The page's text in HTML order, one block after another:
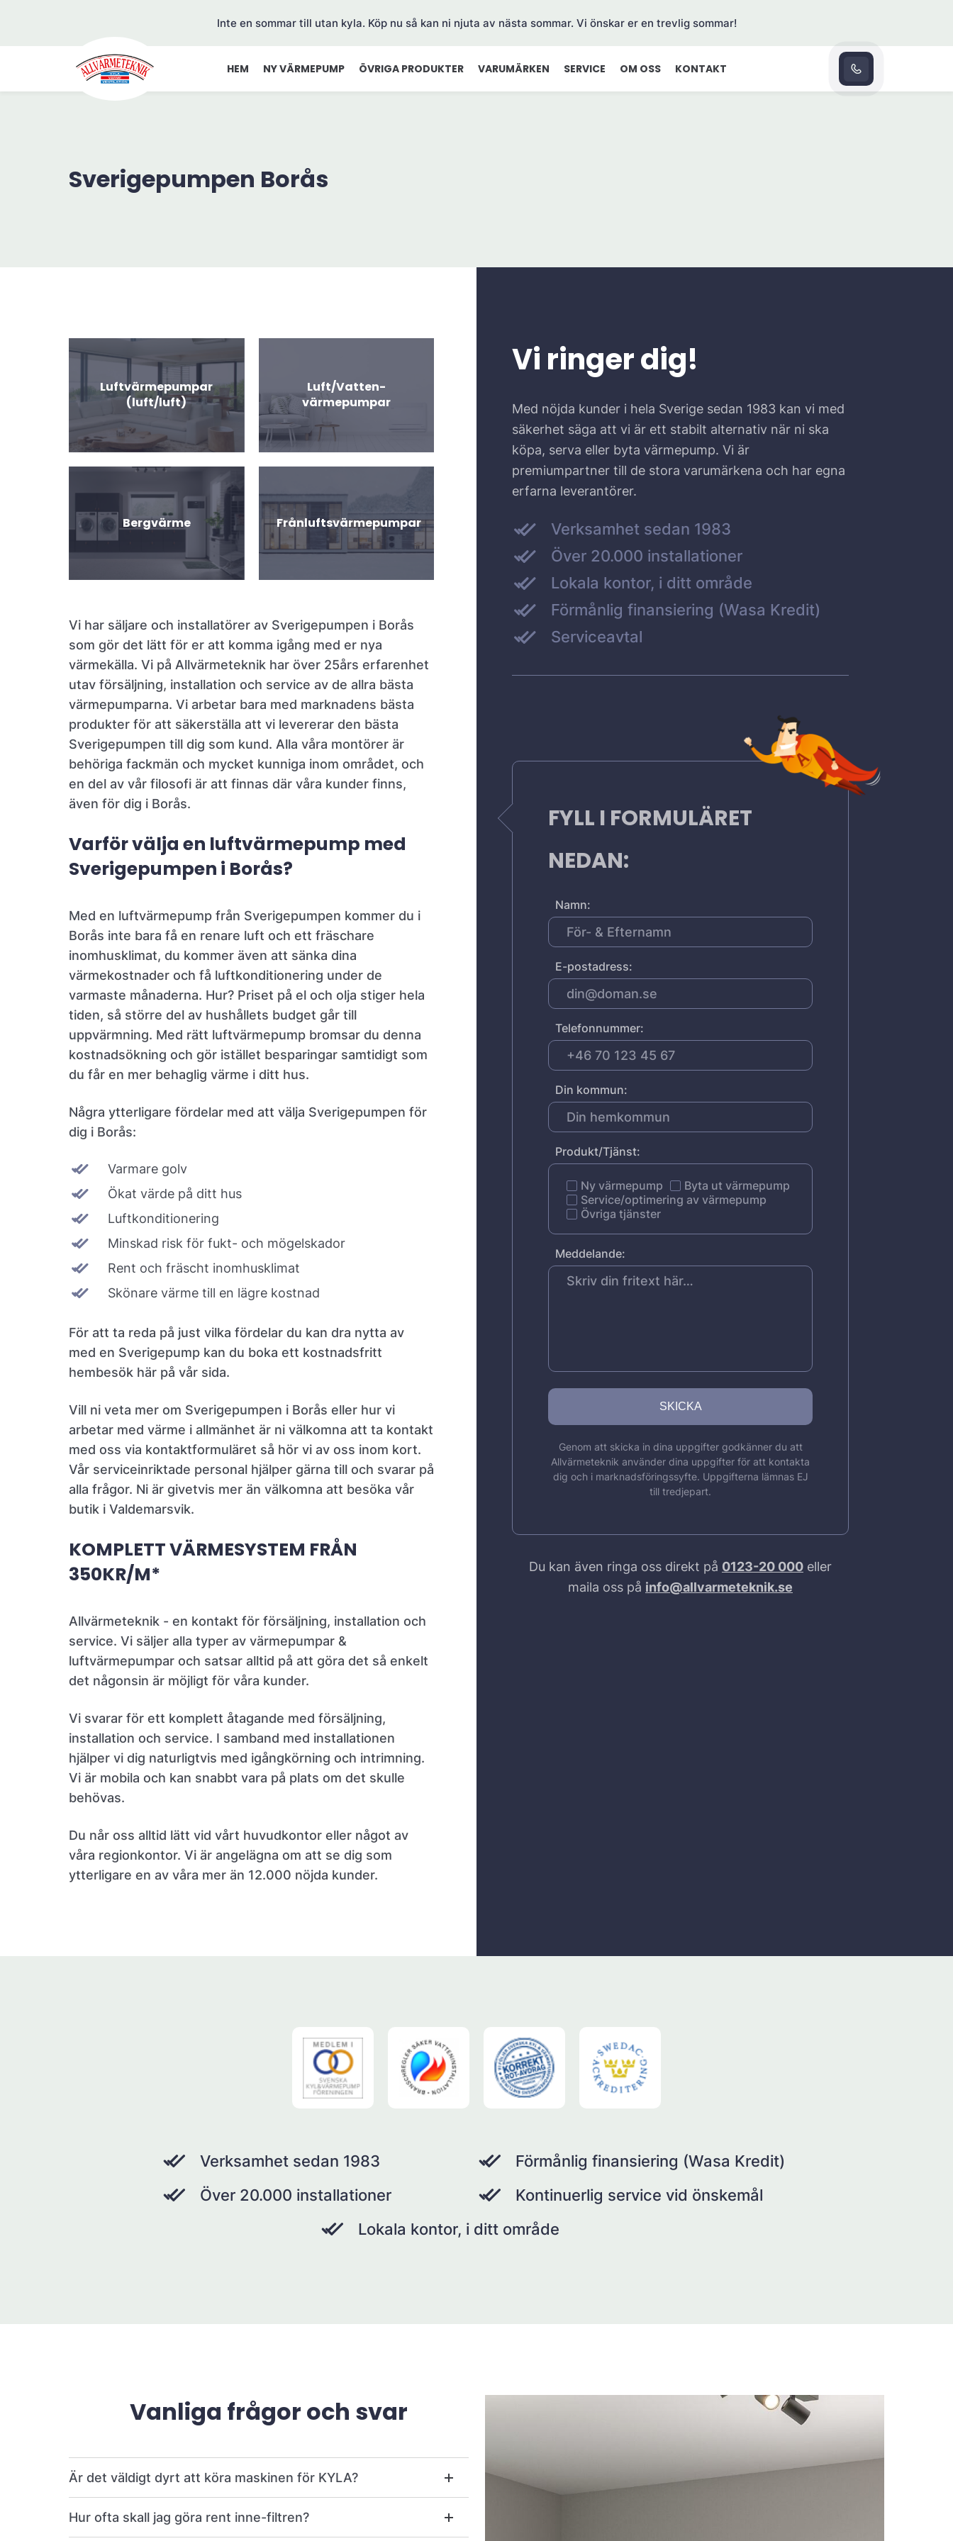
Inte en sommar till utan kyla. Köp nu så kan ni njuta av nästa sommar. Vi önskar er en trevlig sommar!
HEM NY VÄRMEPUMP ÖVRIGA PRODUKTER VARUMÄRKEN SERVICE OM OSS KONTAKT
Sverigepumpen Borås
Luftvärmepumpar
(luft/luft)
Luft/Vatten-
värmepumpar
Bergvärme Frånluftsvärmepumpar
Vi har säljare och installatörer av Sverigepumpen i Borås
som gör det lätt för er att komma igång med er nya
värmekälla. Vi på Allvärmeteknik har över 25års erfarenhet
utav försäljning, installation och service av de allra bästa
värmepumparna. Vi arbetar bara med marknadens bästa
produkter för att säkerställa att vi levererar den bästa
Sverigepumpen till dig som kund. Alla våra montörer är
behöriga fackmän och mycket kunniga inom området, och
en del av vår filosofi är att finnas där våra kunder finns,
även för dig i Borås.
Varför välja en luftvärmepump med
Sverigepumpen i Borås?
Med en luftvärmepump från Sverigepumpen kommer du i
Borås inte bara få en renare luft och ett fräschare
inomhusklimat, du kommer även att sänka dina
värmekostnader och få luftkonditionering under de
varmaste månaderna. Hur? Priset på el och olja stiger hela
tiden, så större del av hushållets budget går till
uppvärmning. Med rätt luftvärmepump bromsar du denna
kostnadsökning och gör istället besparingar samtidigt som
du får en mer behaglig värme i ditt hus.
Några ytterligare fördelar med att välja Sverigepumpen för
dig i Borås:
Varmare golv
Ökat värde på ditt hus
Luftkonditionering
Minskad risk för fukt- och mögelskador
Rent och fräscht inomhusklimat
Skönare värme till en lägre kostnad
För att ta reda på just vilka fördelar du kan dra nytta av
med en Sverigepump kan du boka ett kostnadsfritt
hembesök här på vår sida.
Vill ni veta mer om Sverigepumpen i Borås eller hur vi
arbetar med värme i allmänhet är ni välkomna att ta kontakt
med oss via kontaktformuläret så hör vi av oss inom kort.
Vår serviceinriktade personal hjälper gärna till och svarar på
alla frågor. Ni är givetvis mer än välkomna att besöka vår
butik i Valdemarsvik.
KOMPLETT VÄRMESYSTEM FRÅN
350KR/M*
Allvärmeteknik - en kontakt för försäljning, installation och
service. Vi säljer alla typer av värmepumpar &
luftvärmepumpar och satsar alltid på att göra det så enkelt
det någonsin är möjligt för våra kunder.
Vi svarar för ett komplett åtagande med försäljning,
installation och service. I samband med installationen
hjälper vi dig naturligtvis med igångkörning och intrimning.
Vi är mobila och kan snabbt vara på plats om det skulle
behövas.
Du når oss alltid lätt vid vårt huvudkontor eller något av
våra regionkontor. Vi är angelägna om att se dig som
ytterligare en av våra mer än 12.000 nöjda kunder.
Vi ringer dig!
Med nöjda kunder i hela Sverige sedan 1983 kan vi med
säkerhet säga att vi är ett stabilt alternativ när ni ska
köpa, serva eller byta värmepump. Vi är
premiumpartner till de stora varumärkena och har egna
erfarna leverantörer.
Verksamhet sedan 1983
Över 20.000 installationer
Lokala kontor, i ditt område
Förmånlig finansiering (Wasa Kredit)
Serviceavtal
FYLL I FORMULÄRET
NEDAN:
Namn:
E-postadress:
Telefonnummer:
Din kommun:
Produkt/Tjänst:
Ny värmepump
Byta ut värmepump
Service/optimering av värmepump
Övriga tjänster
Meddelande:
Genom att skicka in dina uppgifter godkänner du att
Allvärmeteknik använder dina uppgifter för att kontakta
dig och i marknadsföringssyfte. Uppgifterna lämnas EJ
till tredjepart.
Du kan även ringa oss direkt på 0123-20 000 eller
maila oss på info@allvarmeteknik.se
Verksamhet sedan 1983
Förmånlig finansiering (Wasa Kredit)
Över 20.000 installationer
Kontinuerlig service vid önskemål
Lokala kontor, i ditt område
Vanliga frågor och svar
Är det väldigt dyrt att köra maskinen för KYLA?
Hur ofta skall jag göra rent inne-filtren?